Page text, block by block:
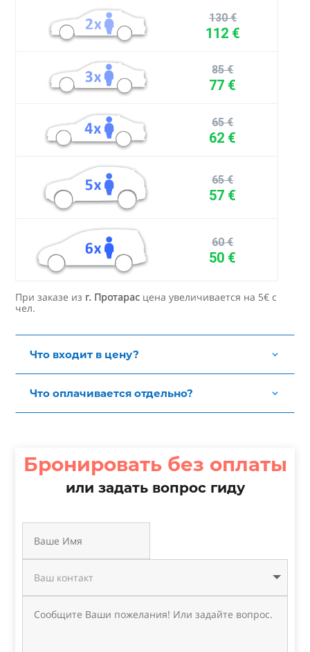
130 €
112 €
85 €
77 €
65 €
62 €
65 €
57 €
60 €
50 €
При заказе из г. Протарас цена увеличивается на 5€ с
чел.
Что входит в цену?
Что оплачивается отдельно?
Бронировать без оплаты
или задать вопрос гиду